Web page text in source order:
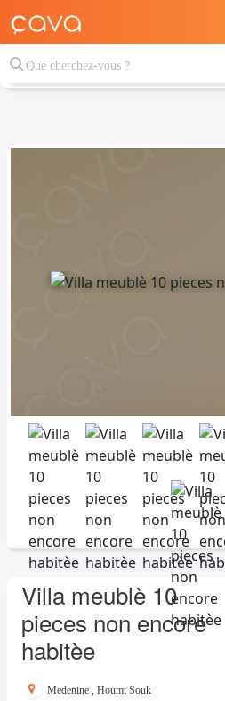
Villa meublè 10
pieces non encore
habitèe
Medenine , Houmt Souk